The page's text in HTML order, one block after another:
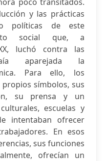
y las prácticas
políticas de este
social que, a
luchó contra las
aparejada la
Para ello, los
símbolos, sus
su prensa y un
escuelas y
intentaban ofrecer
En esos
sus funciones
ofrecían un